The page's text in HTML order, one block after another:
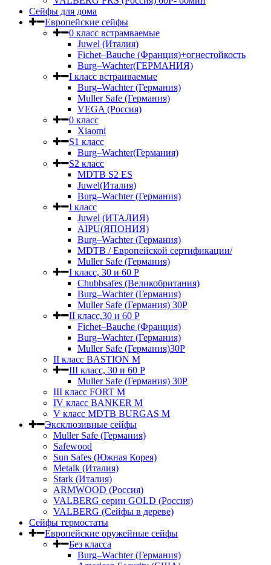
Сейфы для дома
Европейские сейфы
0 класс встрамваемые
Juwel (Италия)
Fichet–Bauche (Франция)+огнестойкость
Burg–Wachter(ГЕРМАНИЯ)
I класс встраиваемые
Burg–Wachter (Германия)
Muller Safe (Германия)
VEGA (Россия)
0 класс
Xiaomi
S1 класс
Burg–Wachter(Германия)
S2 класс
MDTB S2 ES
Juwel(Италия)
Burg–Wachter (Германия)
I класс
Juwel (ИТАЛИЯ)
AIPU(ЯПОНИЯ)
Burg–Wachter (Германия)
MDTB / Европейской сертификации/
Muller Safe (Германия)
I класс, 30 и 60 P
Chubbsafes (Великобритания)
Burg–Wachter (Германия)
Muller Safe (Германия) 30Р
II класс,30 и 60 P
Fichet–Bauche (Франция)
Burg–Wachter (Германия)
Muller Safe (Германия)30P
II класс BASTION M
III класс, 30 и 60 P
Muller Safe (Германия) 30Р
III класс FORT M
IV класс BANKER M
V класс МDTB BURGAS M
Эксклюзивные сейфы
Muller Safe (Германия)
Safewood
Sun Safes (Южная Корея)
Metalk (Италия)
Stark (Италия)
ARMWOOD (Россия)
VALBERG серии GOLD (Россия)
VALBERG (Сейфы в дереве)
Сейфы термостаты
Европейские оружейные сейфы
Без класса
Burg–Wachter (Германия)